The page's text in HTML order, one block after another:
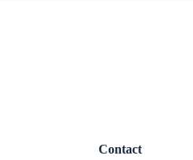
Contact